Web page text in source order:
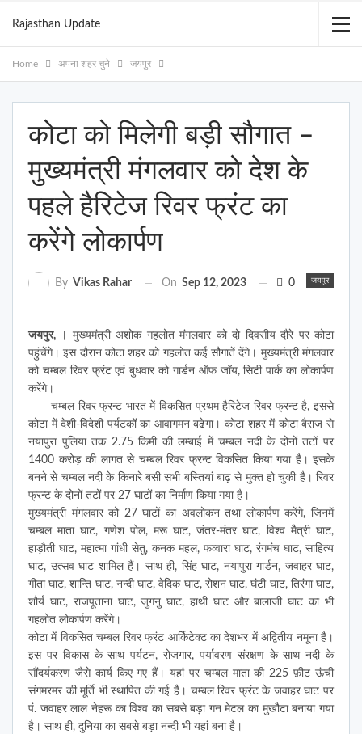
Rajasthan Update
Home अपना शहर चुने जयपुर
कोटा को मिलेगी बड़ी सौगात –
मुख्यमंत्री मंगलवार को देश के
पहले हैरिटेज रिवर फ्रंट का
करेंगे लोकार्पण
जयपुर
By Vikas Rahar On Sep 12, 2023 0
जयपुर, ।
मुख्यमंत्री अशोक गहलोत मंगलवार को दो दिवसीय दौरे पर कोटा
पहुंचेंगे। इस दौरान कोटा शहर को गहलोत कई सौगातें देंगे। मुख्यमंत्री मंगलवार
को चम्बल रिवर फ्रंट एवं बुधवार को गार्डन ऑफ जॉय, सिटी पार्क का लोकार्पण
करेंगे।
चम्बल रिवर फ्रन्ट भारत में विकसित प्रथम हैरिटेज रिवर फ्रन्ट है, इससे
कोटा में देशी-विदेशी पर्यटकों का आवागमन बढेगा। कोटा शहर में कोटा बैराज से
नयापुरा पुलिया तक 2.75 किमी की लम्बाई में चम्बल नदी के दोनों तटों पर
1400 करोड़ की लागत से चम्बल रिवर फ्रन्ट विकसित किया गया है। इसके
बनने से चम्बल नदी के किनारे बसी सभी बस्तियां बाढ़ से मुक्त हो चुकी है। रिवर
फ्रन्ट के दोनों तटों पर 27 घाटों का निर्माण किया गया है।
मुख्यमंत्री मंगलवार को 27 घाटों का अवलोकन तथा लोकार्पण करेंगे, जिनमें
चम्बल माता घाट, गणेश पोल, मरू घाट, जंतर-मंतर घाट, विश्व मैत्री घाट,
हाड़ौती घाट, महात्मा गांधी सेतु, कनक महल, फव्वारा घाट, रंगमंच घाट, साहित्य
घाट, उत्सव घाट शामिल हैं। साथ ही, सिंह घाट, नयापुरा गार्डन, जवाहर घाट,
गीता घाट, शान्ति घाट, नन्दी घाट, वेदिक घाट, रोशन घाट, घंटी घाट, तिरंगा घाट,
शौर्य घाट, राजपूताना घाट, जुगनु घाट, हाथी घाट और बालाजी घाट का भी
गहलोत लोकार्पण करेंगे।
कोटा में विकसित चम्बल रिवर फ्रंट आर्किटेक्ट का देशभर में अद्वितीय नमूना है।
इस पर विकास के साथ पर्यटन, रोजगार, पर्यावरण संरक्षण के साथ नदी के
सौंदर्यकरण जैसे कार्य किए गए हैं। यहां पर चम्बल माता की 225 फ़ीट ऊंची
संगमरमर की मूर्ति भी स्थापित की गई है। चम्बल रिवर फ्रंट के जवाहर घाट पर
पं. जवाहर लाल नेहरू का विश्व का सबसे बड़ा गन मेटल का मुखौटा बनाया गया
है। साथ ही, दुनिया का सबसे बड़ा नन्दी भी यहां बना है।